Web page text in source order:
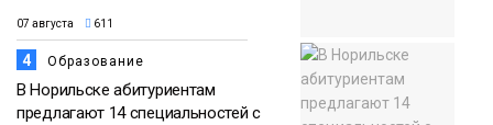
07 августа 611
4 Образование
В Норильске абитуриентам
предлагают 14 специальностей с